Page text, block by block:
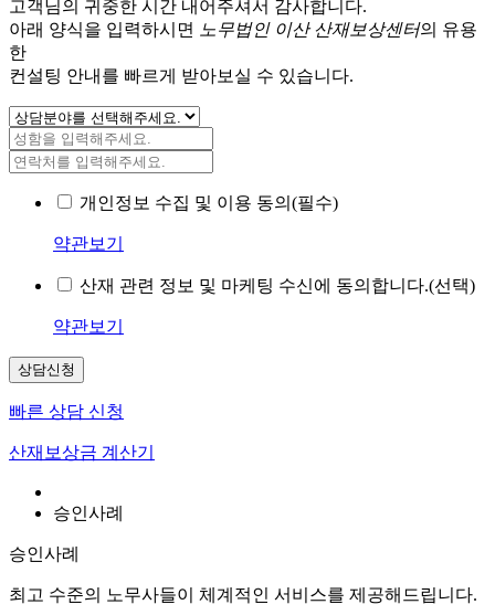
고객님의 귀중한 시간 내어주셔서 감사합니다.
아래 양식을 입력하시면
노무법인 이산 산재보상센터의 유용
한
컨설팅 안내를 빠르게 받아보실 수 있습니다.
개인정보 수집 및 이용 동의(필수)
약관보기
산재 관련 정보 및 마케팅 수신에 동의합니다.(선택)
약관보기
상담신청
빠른 상담 신청
산재보상금 계산기
승인사례
승인사례
최고 수준의 노무사들이 체계적인 서비스를 제공해드립니다.